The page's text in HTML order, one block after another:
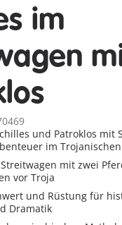
im
und Patroklos mit
im
mit zwei
vor Troja
und Rüstung für
Dramatik